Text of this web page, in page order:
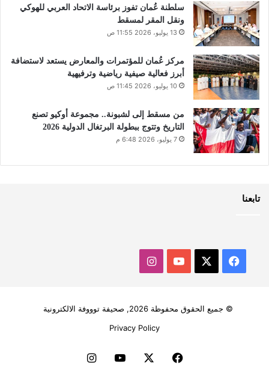
سلطنة عُمان تفوز برئاسة الاتحاد العربي للهوكي
ونقل المقر لمسقط
13 يوليو، 2026 11:55 ص
مركز عُمان للمؤتمرات والمعارض يستعد لاستضافة
أبرز فعالية صيفية رياضية وترفيهية
10 يوليو، 2026 11:45 ص
من مسقط إلى لشبونة.. مجموعة أوكيو تصنع
التاريخ وتتوج ببطولة البرتغال الدولية 2026
7 يوليو، 2026 6:48 م
تابعنا
فيسبوك ‫YouTubeانستقرام
© جميع الحقوق محفوظة 2026, صحيفة توووفة الالكترونية
Privacy Policy
فيسبوك ‫YouTubeانستقرام